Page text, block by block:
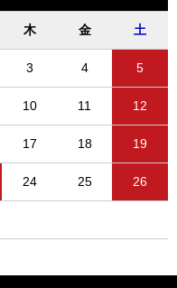
木 金 土
3 4 5
10 11 12
17 18 19
24 25 26